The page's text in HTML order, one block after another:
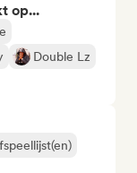
op...
Double Lz